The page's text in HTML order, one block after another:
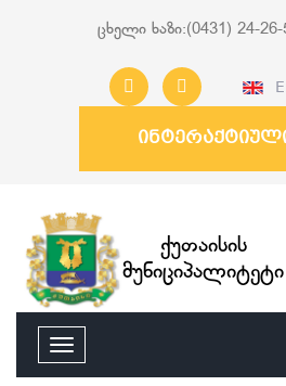
ცხელი ხაზი:(0431) 24-
ქუთაისის
მუნიციპალიტეტი